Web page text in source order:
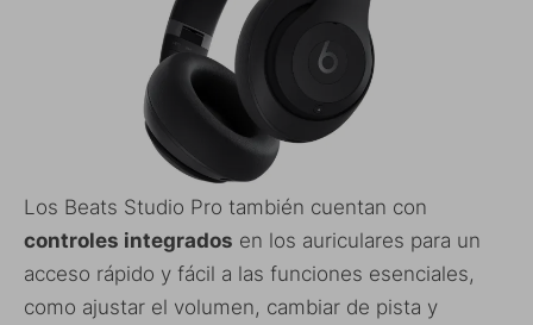
Los Beats Studio Pro también cuentan con
controles integrados en los auriculares para un
acceso rápido y fácil a las funciones esenciales,
como ajustar el volumen, cambiar de pista y